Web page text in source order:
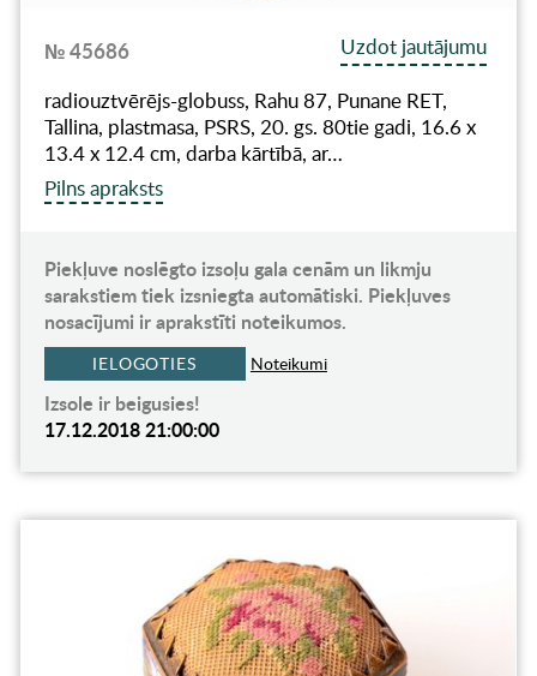
№ 45686
Uzdot jautājumu
radiouztvērējs-globuss, Rahu 87, Punane RET,
Tallina, plastmasa, PSRS, 20. gs. 80tie gadi, 16.6 x
13.4 x 12.4 cm, darba kārtībā, ar…
Pilns apraksts
Piekļuve noslēgto izsoļu gala cenām un likmju
sarakstiem tiek izsniegta automātiski. Piekļuves
nosacījumi ir aprakstīti noteikumos.
IELOGOTIES Noteikumi
Izsole ir beigusies!
17.12.2018 21:00:00